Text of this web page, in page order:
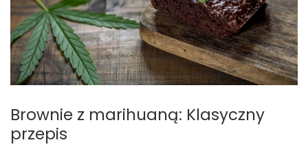
Brownie z marihuaną: Klasyczny
przepis